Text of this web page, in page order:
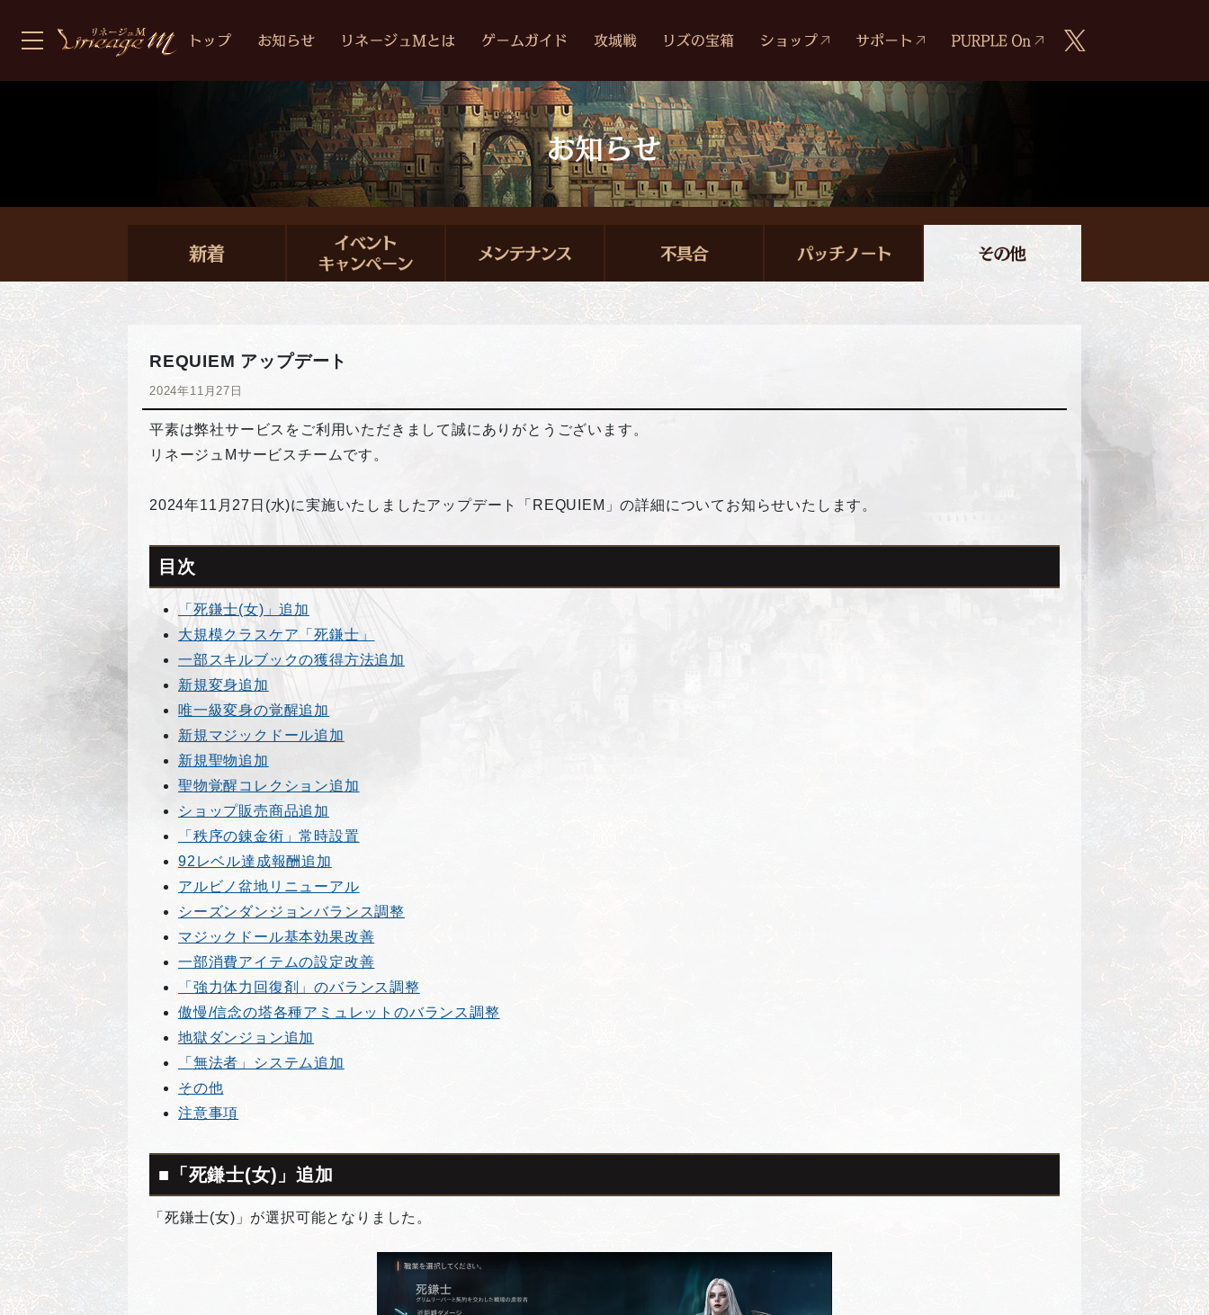
REQUIEM アップデート
2024年11月27日
平素は弊社サービスをご利用いただきまして誠にありがとうございます。
リネージュMサービスチームです。
2024年11月27日(水)に実施いたしましたアップデート「REQUIEM」の詳細についてお知らせいたします。
目次
「死鎌士(女)」追加
大規模クラスケア「死鎌士」
一部スキルブックの獲得方法追加
新規変身追加
唯一級変身の覚醒追加
新規マジックドール追加
新規聖物追加
聖物覚醒コレクション追加
ショップ販売商品追加
「秩序の錬金術」常時設置
92レベル達成報酬追加
アルビノ盆地リニューアル
シーズンダンジョンバランス調整
マジックドール基本効果改善
一部消費アイテムの設定改善
「強力体力回復剤」のバランス調整
傲慢/信念の塔各種アミュレットのバランス調整
地獄ダンジョン追加
「無法者」システム追加
その他
注意事項
■「死鎌士(女)」追加
「死鎌士(女)」が選択可能となりました。